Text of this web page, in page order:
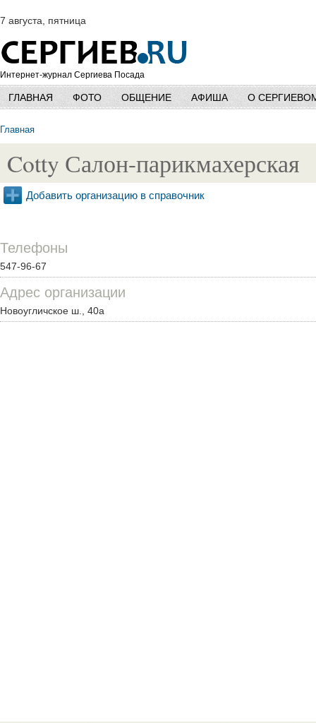
7 августа, пятница
Интернет-журнал Сергиева Посада
ГЛАВНАЯ ФОТО ОБЩЕНИЕ АФИША О
Главная
Cotty Салон-парикмахерская
Добавить организацию в справочник
Телефоны
547-96-67
Адрес организации
Новоугличское ш., 40а